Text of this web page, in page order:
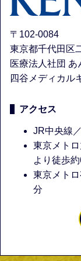
〒102-0084
東京都千代田区
医療法人社団 あ
四谷メディカル
アクセス
JR中央線
東京メト
より徒歩
東京メト
分